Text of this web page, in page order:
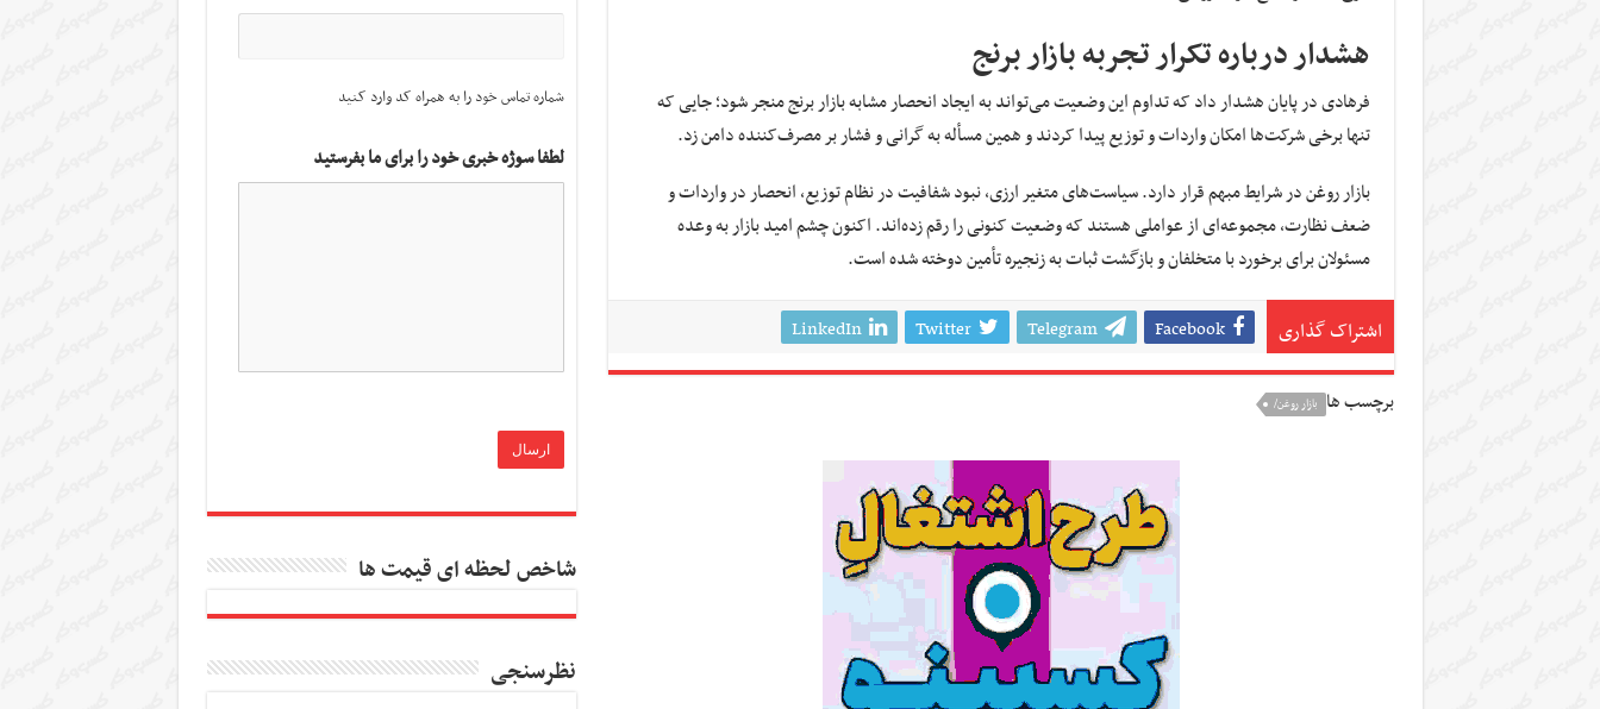
هشدار درباره تکرار تجربه بازار برنج
فرهادی در پایان هشدار داد که تداوم این وضعیت می‌تواند به ایجاد انحصار مشابه بازار برنج منجر شود؛ جایی که
تنها برخی شرکت‌ها امکان واردات و توزیع پیدا کردند و همین مسأله به گرانی و فشار بر مصرف‌کننده دامن زد.
بازار روغن در شرایط مبهم قرار دارد. سیاست‌های متغیر ارزی، نبود شفافیت در نظام توزیع، انحصار در واردات و
ضعف نظارت، مجموعه‌ای از عواملی هستند که وضعیت کنونی را رقم زده‌اند. اکنون چشم امید بازار به وعده
مسئولان برای برخورد با متخلفان و بازگشت ثبات به زنجیره تأمین دوخته شده است.
اشتراک گذاری Facebook
Telegram
Twitter
LinkedIn
برچسب ها بازار روغن/
شماره تماس خود را به همراه کد وارد کنید
لطفا سوژه خبری خود را برای ما بفرستید
شاخص لحظه ای قیمت ها
نظرسنجی